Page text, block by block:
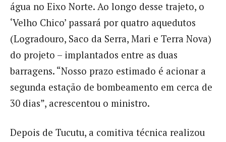
água no Eixo Norte. Ao longo desse trajeto, o
‘Velho Chico’ passará por quatro aquedutos
(Logradouro, Saco da Serra, Mari e Terra Nova)
do projeto – implantados entre as duas
barragens. “Nosso prazo estimado é acionar a
segunda estação de bombeamento em cerca de
30 dias”, acrescentou o ministro.
Depois de Tucutu, a comitiva técnica realizou